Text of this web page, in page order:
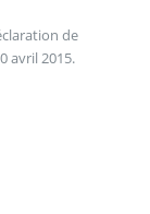
de
avril 2015.